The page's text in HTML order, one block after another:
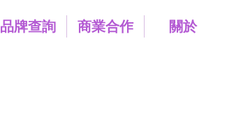
品牌查詢 商業合作 關於